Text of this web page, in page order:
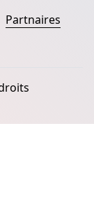
Partnaires